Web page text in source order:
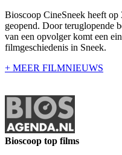
Bioscoop CineSneek heeft op
geopend. Door teruglopende
van een opvolger komt een
filmgeschiedenis in Sneek.
+ MEER FILMNIEUWS
Bioscoop top films